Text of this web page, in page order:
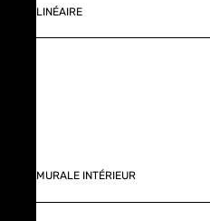
LINÉAIRE
MURALE INTÉRIEUR